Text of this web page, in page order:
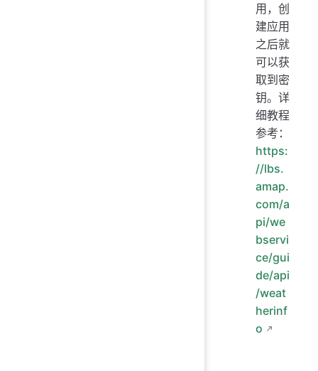
用，创
建应用
之后就
可以获
取到密
钥。详
细教程
参考：
https:
//lbs.
amap.
com/a
pi/we
bservi
ce/gui
de/api
/weat
herinf
o